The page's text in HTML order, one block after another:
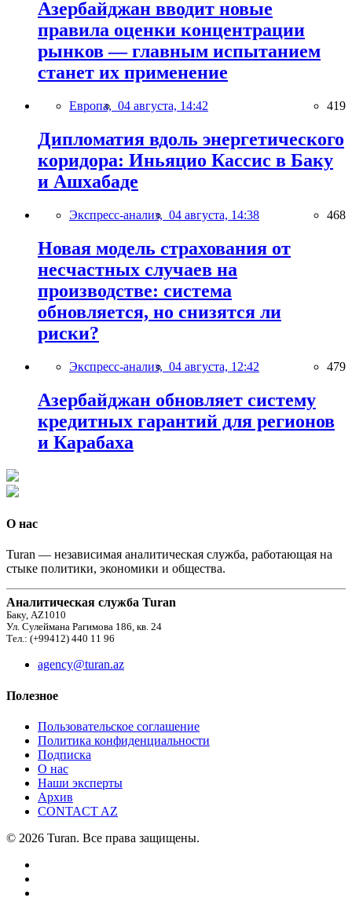
Азербайджан вводит новые
правила оценки концентрации
рынков — главным испытанием
станет их применение
Европа, 04 августа, 14:42 419
Дипломатия вдоль энергетического
коридора: Иньяцио Кассис в Баку
и Ашхабаде
Экспресс-анализ, 04 августа, 14:38 468
Новая модель страхования от
несчастных случаев на
производстве: система
обновляется, но снизятся ли
риски?
Экспресс-анализ, 04 августа, 12:42 479
Азербайджан обновляет систему
кредитных гарантий для регионов
и Карабаха
О нас
Turan — независимая аналитическая служба, работающая на
стыке политики, экономики и общества.
Аналитическая служба Turan
Баку, AZ1010
Ул. Сулеймана Рагимова 186, кв. 24
Тел.: (+99412) 440 11 96
agency@turan.az
Полезное
Пользовательское соглашение
Политика конфиденциальности
Подписка
О нас
Наши эксперты
Архив
CONTACT AZ
© 2026 Turan. Все права защищены.